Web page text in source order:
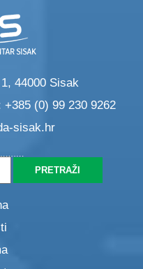
44000 Sisak
(0) 99 230 9262
sisak.hr